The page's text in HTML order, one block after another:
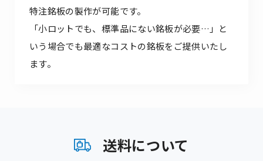
特注銘板の製作が可能です。
「小ロットでも、標準品にない銘板が必要…」と
いう場合でも最適なコストの銘板をご提供いたし
ます。
送料について